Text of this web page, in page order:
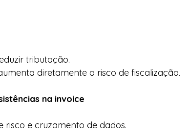
tributação.
diretamente o risco de fiscalização.
na invoice
risco e cruzamento de dados.